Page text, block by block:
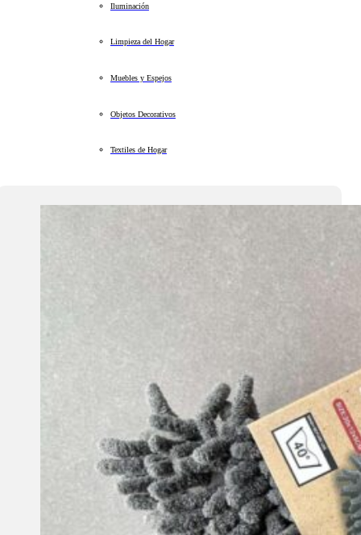
Iluminación
Limpieza del Hogar
Muebles y Espejos
Objetos Decorativos
Textiles de Hogar